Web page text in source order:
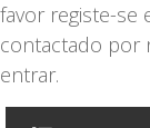
favor registe-se
contactado por
entrar.